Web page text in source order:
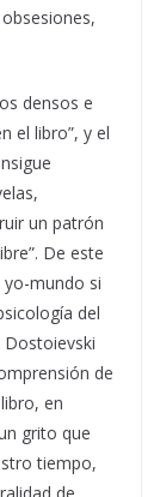
densos e
el libro”, y el
un patrón
De este
mundo si
del
de
en
grito que
tiempo,